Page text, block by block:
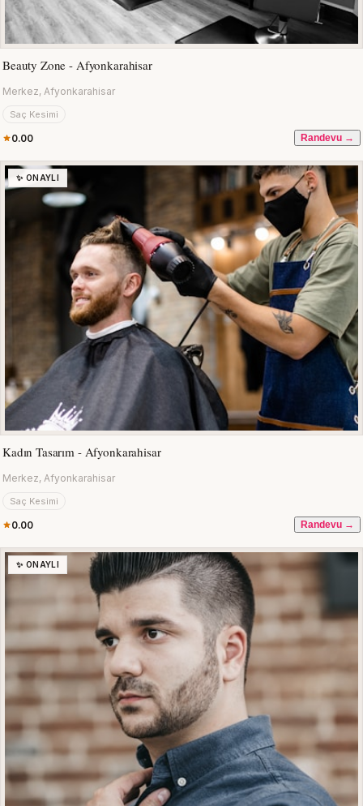
Beauty Zone - Afyonkarahisar
Merkez, Afyonkarahisar
Saç Kesimi
0.00 Randevu →
✨ ONAYLI
Kadın Tasarım - Afyonkarahisar
Merkez, Afyonkarahisar
Saç Kesimi
0.00 Randevu →
✨ ONAYLI